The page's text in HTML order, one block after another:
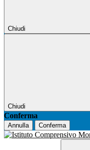
Chiudi
Chiudi
Conferma
Annulla Conferma